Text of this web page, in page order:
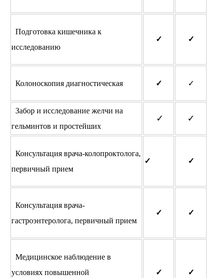
Подготовка кишечника к
исследованию
✓ ✓
Колоноскопия диагностическая ✓ ✓
Забор и исследование желчи на
гельминтов и простейших
✓ ✓
Консультация врача-колопроктолога,
первичный прием
✓ ✓
Консультация врача-
гастроэнтеролога, первичный прием
✓ ✓
Медицинское наблюдение в
условиях повышенной
✓ ✓